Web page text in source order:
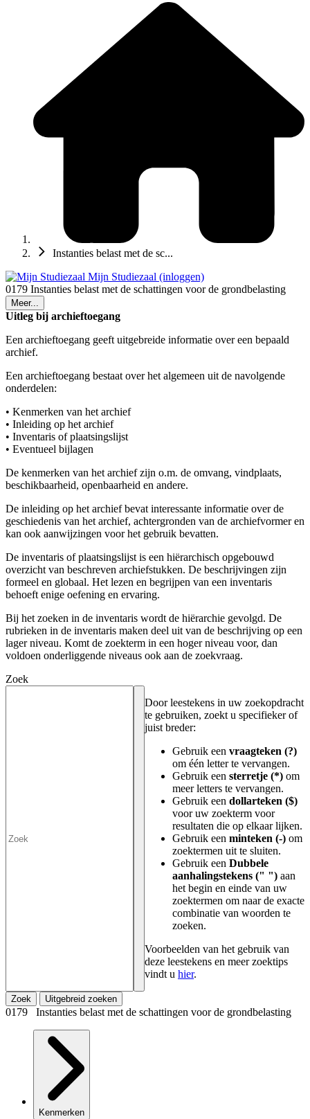
Instanties belast met de sc...
Mijn Studiezaal (inloggen)
0179 Instanties belast met de schattingen voor de grondbelasting
Meer...
Uitleg bij archieftoegang
Een archieftoegang geeft uitgebreide informatie over een bepaald
archief.
Een archieftoegang bestaat over het algemeen uit de navolgende
onderdelen:
• Kenmerken van het archief
• Inleiding op het archief
• Inventaris of plaatsingslijst
• Eventueel bijlagen
De kenmerken van het archief zijn o.m. de omvang, vindplaats,
beschikbaarheid, openbaarheid en andere.
De inleiding op het archief bevat interessante informatie over de
geschiedenis van het archief, achtergronden van de archiefvormer en
kan ook aanwijzingen voor het gebruik bevatten.
De inventaris of plaatsingslijst is een hiërarchisch opgebouwd
overzicht van beschreven archiefstukken. De beschrijvingen zijn
formeel en globaal. Het lezen en begrijpen van een inventaris
behoeft enige oefening en ervaring.
Bij het zoeken in de inventaris wordt de hiërarchie gevolgd. De
rubrieken in de inventaris maken deel uit van de beschrijving op een
lager niveau. Komt de zoekterm in een hoger niveau voor, dan
voldoen onderliggende niveaus ook aan de zoekvraag.
Zoek
Door leestekens in uw zoekopdracht
te gebruiken, zoekt u specifieker of
juist breder:
Gebruik een vraagteken (?)
om één letter te vervangen.
Gebruik een sterretje (*) om
meer letters te vervangen.
Gebruik een dollarteken ($)
voor uw zoekterm voor
resultaten die op elkaar lijken.
Gebruik een minteken (-) om
zoektermen uit te sluiten.
Gebruik een Dubbele
aanhalingstekens (" ") aan
het begin en einde van uw
zoektermen om naar de exacte
combinatie van woorden te
zoeken.
Voorbeelden van het gebruik van
deze leestekens en meer zoektips
vindt u hier.
Zoek Uitgebreid zoeken
0179 Instanties belast met de schattingen voor de grondbelasting
Kenmerken